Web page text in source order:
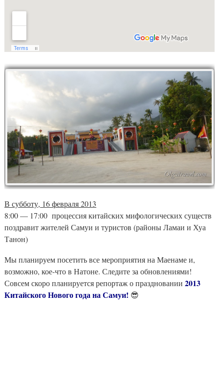
В субботу, 16 февраля 2013
8:00 — 17:00 процессия китайских мифологических существ
поздравит жителей Самуи и туристов (районы Ламаи и Хуа
Танон)
Мы планируем посетить все мероприятия на Маенаме и,
возможно, кое-что в Натоне. Следите за обновлениями!
Совсем скоро планируется репортаж о праздновании 2013
Китайского Нового года на Самуи! 😎